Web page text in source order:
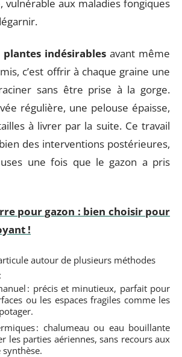
vulnérable aux maladies fongiques
plantes indésirables avant même
c’est offrir à chaque graine une
sans être prise à la gorge.
régulière, une pelouse épaisse,
à livrer par la suite. Ce travail
des interventions postérieures,
une fois que le gazon a pris
pour gazon : bien choisir pour
!
autour de plusieurs méthodes
: précis et minutieux, parfait pour
ou les espaces fragiles comme les
: chalumeau ou eau bouillante
les parties aériennes, sans recours aux
synthèse.